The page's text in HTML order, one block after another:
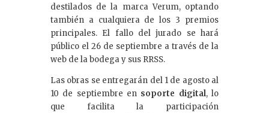
destilados de la marca Verum, optando
también a cualquiera de los 3 premios
principales. El fallo del jurado se hará
público el 26 de septiembre a través de la
web de la bodega y sus RRSS.
Las obras se entregarán del 1 de agosto al
10 de septiembre en soporte digital, lo
que facilita la participación